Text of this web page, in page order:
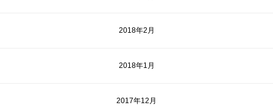
2018年2月
2018年1月
2017年12月